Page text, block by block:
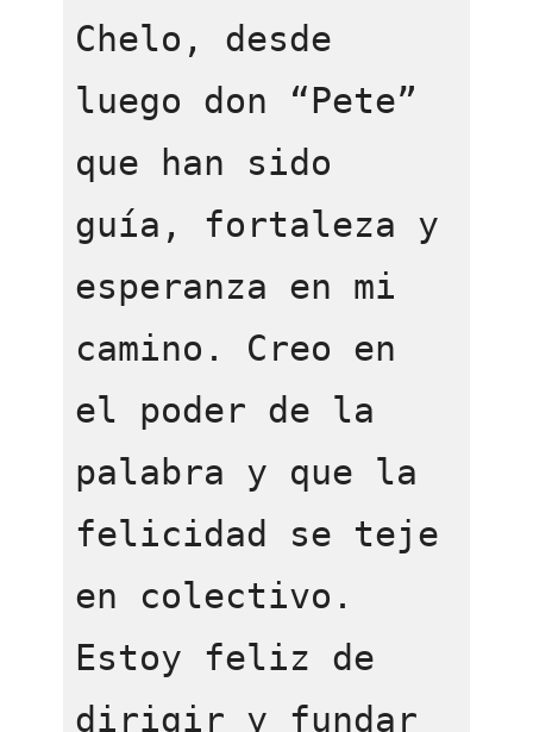
Chelo, desde
luego don “Pete”
que han sido
guía, fortaleza y
esperanza en mi
camino. Creo en
el poder de la
palabra y que la
felicidad se teje
en colectivo.
Estoy feliz de
dirigir y fundar